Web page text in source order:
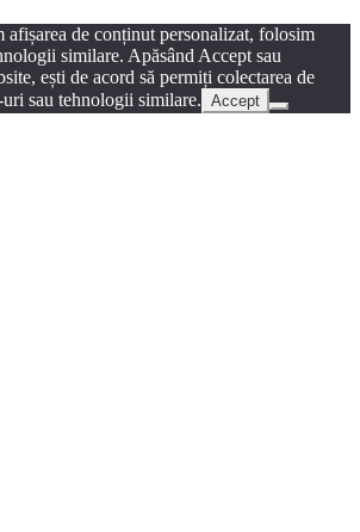
afișarea de conținut personalizat, folosim
similare. Apăsând Accept sau
ești de acord să permiți colectarea de
sau tehnologii similare. Accept